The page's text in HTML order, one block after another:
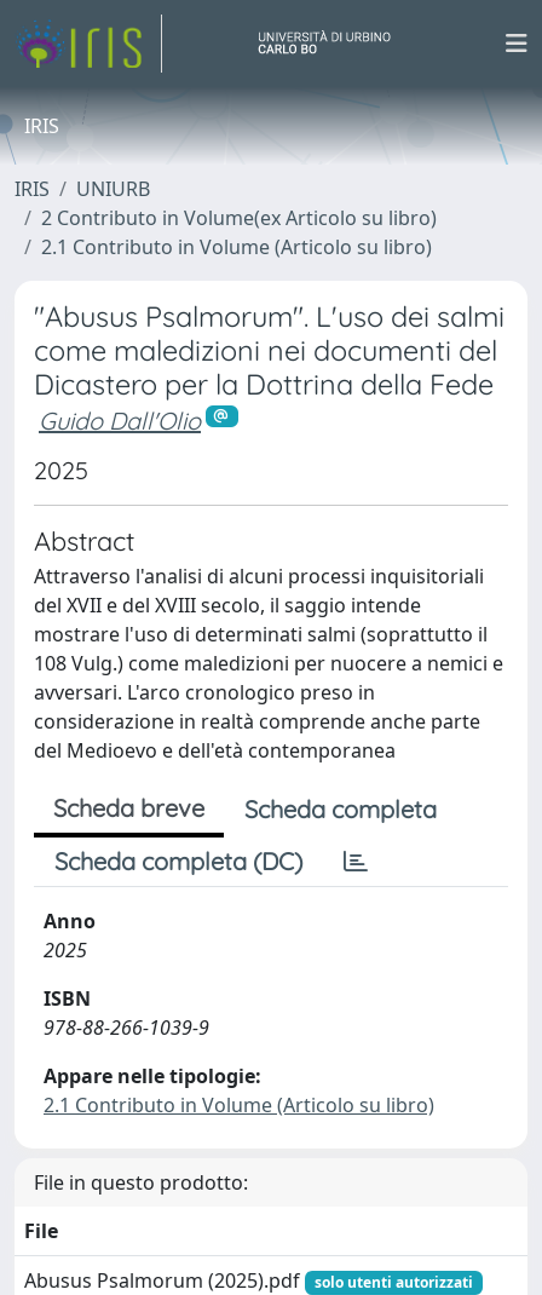
IRIS
IRIS
UNIURB
2 Contributo in Volume(ex Articolo su libro)
2.1 Contributo in Volume (Articolo su libro)
"Abusus Psalmorum". L'uso dei salmi
come maledizioni nei documenti del
Dicastero per la Dottrina della Fede
Guido Dall'Olio
2025
Abstract
Attraverso l'analisi di alcuni processi inquisitoriali
del XVII e del XVIII secolo, il saggio intende
mostrare l'uso di determinati salmi (soprattutto il
108 Vulg.) come maledizioni per nuocere a nemici e
avversari. L'arco cronologico preso in
considerazione in realtà comprende anche parte
del Medioevo e dell'età contemporanea
Scheda breve
Scheda completa
Scheda completa (DC)
Anno
2025
ISBN
978-88-266-1039-9
Appare nelle tipologie:
2.1 Contributo in Volume (Articolo su libro)
File in questo prodotto:
File
Abusus Psalmorum (2025).pdf
solo utenti autorizzati